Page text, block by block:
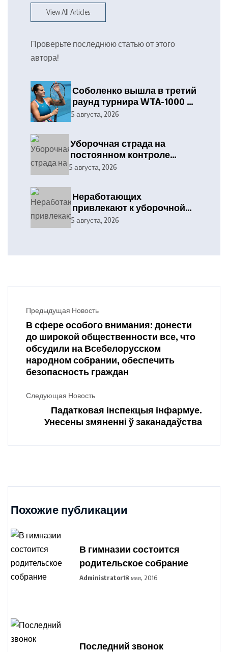
View All Articles
Проверьте последнюю статью от этого
автора!
Соболенко вышла в третий
раунд турнира WTA-1000 в
Торонто
5 августа, 2026
Уборочная страда на
постоянном контроле
отраслевого профсоюза и
Дятловского
райисполкома
5 августа, 2026
Неработающих
привлекают к уборочной
кампании
5 августа, 2026
Предыдущая Новость
В сфере особого внимания: донести
до широкой общественности все, что
обсудили на Всебелорусском
народном собрании, обеспечить
безопасность граждан
Следующая Новость
Падатковая інспекцыя інфармуе.
Унесены змяненні ў заканадаўства
Похожие публикации
В гимназии состоится
родительское собрание
Administrator18 мая, 2016
Последний звонок